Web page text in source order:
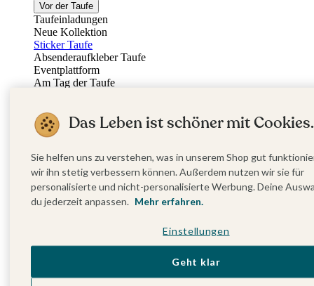
Vor der Taufe
Taufeinladungen
Neue Kollektion
Sticker Taufe
Absenderaufkleber Taufe
Eventplattform
Am Tag der Taufe
Menükarten Taufe
Tischkarten Taufe
Gästebuch Taufe
Kartenbox Taufe
Nach der Taufe
Dankeskarten Taufe
Fotobuch Taufe
Alle Einladungskarten Geburtstag
Einladungskarten 18. Geburtstag
Einladungskarten 30. Geburtstag
Einladungskarten 40. Geburtstag
Das Leben ist schöner mit Cookies.
Sie helfen uns zu verstehen, was in unserem Shop gut
wir ihn stetig verbessern können. Außerdem nutzen wir sie für
personalisierte und nicht-personalisierte Werbung. Deine
du jederzeit anpassen.
Mehr erfahren.
Einstellungen
Geht klar